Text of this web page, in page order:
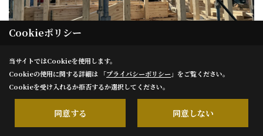
上棟
Cookieポリシー
当サイトではCookieを使用します。
Cookieの使用に関する詳細は 「プライバシーポリシー 」をご覧ください。
Cookieを受け入れるか拒否するか選択してください。
同意する 同意しない